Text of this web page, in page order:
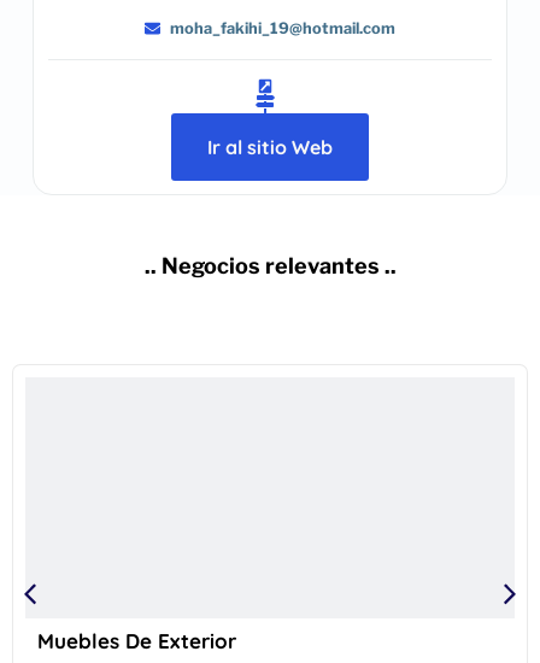
moha_fakihi_19@hotmail.com
Ir al sitio Web
.. Negocios relevantes ..
Muebles De Exterior